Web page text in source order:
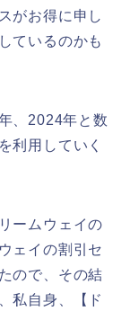
がお得に申し
ているのかも
、2024年と数
利用していく
ームウェイの
ェイの割引セ
ので、その結
私自身、【ド